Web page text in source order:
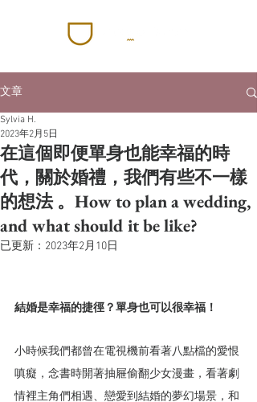
文章
在這個即便單身也能幸福的時
代，關於婚禮，我們有些不一樣
的想法 。How to plan a wedding,
and what should it be like?
Sylvia H.
2023年2月5日
已更新： 2023年2月10日
結婚是幸福的捷徑？單身也可以很幸福！
小時候我們都曾在電視機前看著八點檔的愛恨
嗔癡，念書時開著抽屜偷翻少女漫畫，看著劇
情裡主角們相遇、戀愛到結婚的夢幻場景，和